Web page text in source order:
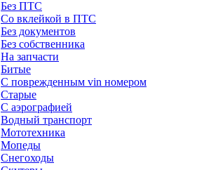
Без ПТС
Со вклейкой в ПТС
Без документов
Без собственника
На запчасти
Битые
С поврежденным vin номером
Старые
С аэрографией
Водный транспорт
Мототехника
Мопеды
Снегоходы